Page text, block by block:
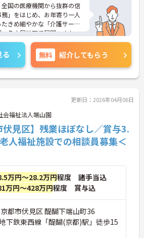
国の医療機関から抜群の信
」をはじめ、お年寄り一人
きめ細やかな「介護サービ
名古屋地区で展開。また、
多様なメニューと自宅のよ
ビス」を首都圏を中心に展
きやすさを大切にしてお
ッフのアイデアや要望をダ
る【アイデアメモ制度】
に交換できるシステム【ソ
あります。
軽にお問い合わせ下さい！
る 無料 紹介してもらう
更新日：2026年04月06日
会福祉法人端山園
伏見区】残業ほぼなし／賞与3.
人福祉施設での相談員募集＜
万円～28.2万円程度 諸手当込
万円～428万円程度 賞与込
都市伏見区 醍醐下端山町36
下鉄東西線「醍醐(京都)駅」徒歩15